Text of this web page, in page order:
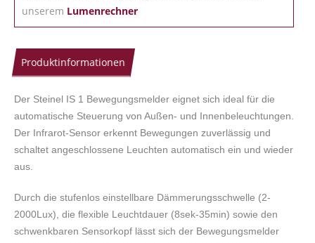
unserem Lumenrechner
Produktinformationen
Der Steinel IS 1 Bewegungsmelder eignet sich ideal für die
automatische Steuerung von Außen- und Innenbeleuchtungen.
Der Infrarot-Sensor erkennt Bewegungen zuverlässig und
schaltet angeschlossene Leuchten automatisch ein und wieder
aus.
Durch die stufenlos einstellbare Dämmerungsschwelle (2-
2000Lux), die flexible Leuchtdauer (8sek-35min) sowie den
schwenkbaren Sensorkopf lässt sich der Bewegungsmelder